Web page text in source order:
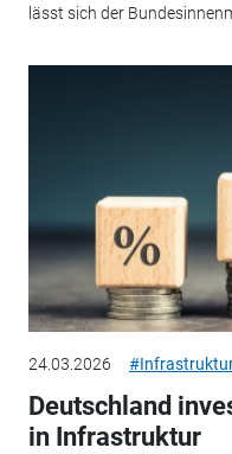
lässt sich der
24.03.2026
Deutschland
in Infrastruktur